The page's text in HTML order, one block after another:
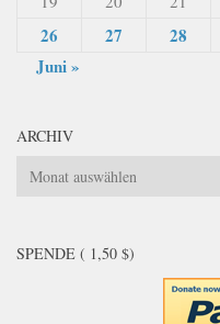
26
27 28
Juni »
ARCHIV
Archiv
SPENDE ( 1,50 $)